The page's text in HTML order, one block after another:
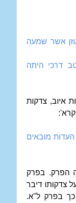
אשר שמעה
דרכי היתה
איוב, צדקות
העדות מובאים
הפרק. בפרק
צדקותו דיבר
כך בפרק ל"א.